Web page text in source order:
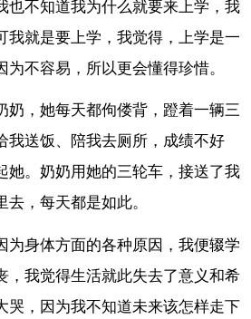
也不知道我为什么就要来上学，我
我就是要上学，我觉得，上学是一
不容易，所以更会懂得珍惜。
奶，她每天都佝偻背，蹬着一辆三
我送饭、陪我去厕所，成绩不好
她。奶奶用她的三轮车，接送了我
，每天都是如此。
为身体方面的各种原因，我便辍学
，我觉得生活就此失去了意义和希
哭，因为我不知道未来该怎样走下